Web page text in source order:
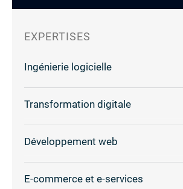
EXPERTISES
Ingénierie logicielle
Transformation digitale
Développement web
E-commerce et e-services